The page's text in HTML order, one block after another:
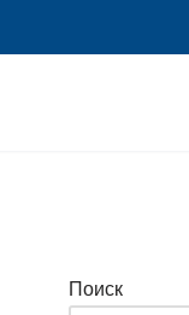
Поиск